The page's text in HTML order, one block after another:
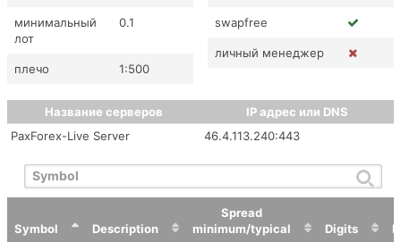
минимальный
лот
0.1
плечо 1:500
swapfree
личный менеджер
Название серверов
IP адрес или DNS
PaxForex-Live Server
46.4.113.240:443
Symbol Description
Spread
minimum/typical
Digits